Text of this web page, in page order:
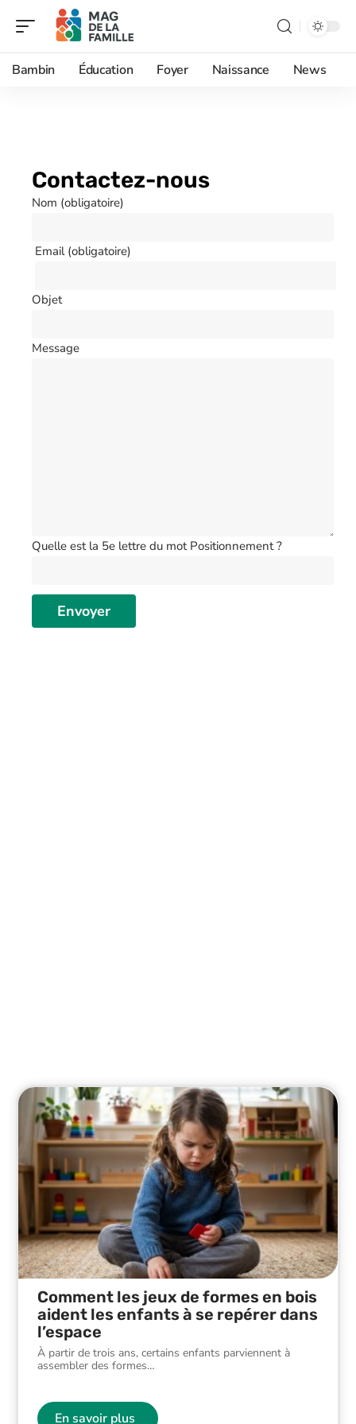
Bambin Éducation Foyer Naissance News
Contactez-nous
Nom (obligatoire)
Email (obligatoire)
Objet
Message
Quelle est la 5e lettre du mot Positionnement ?
Comment les jeux de formes en bois
aident les enfants à se repérer dans
l’espace
À partir de trois ans, certains enfants parviennent à
assembler des formes…
En savoir plus